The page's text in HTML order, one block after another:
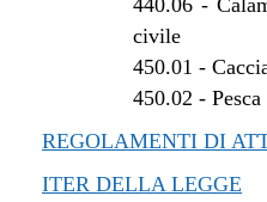
440.06-
civile
450.01 -
450.02 -
REGOLAMENTI DI
ITER DELLA LEGGE